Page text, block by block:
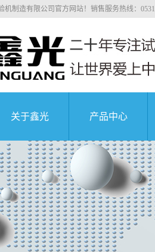
制造有限公司官方网站！销售服务热线：
关于鑫光
公司简介
荣誉资质
业务介绍
组织机构
企业文化
产品中心
电子拉力试验
电子万能试验
液压万能试验
沥青混凝土试
压剪试验机
科研院所
中国航天科技集团